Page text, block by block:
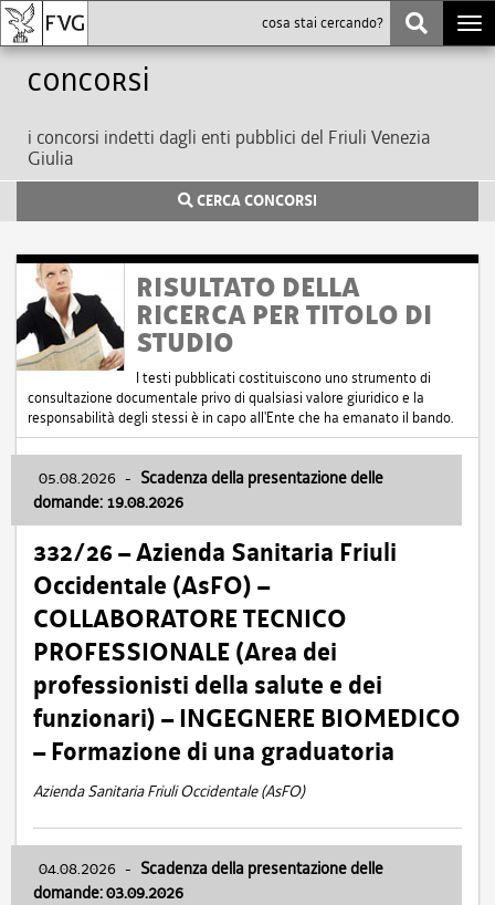
Concorsi
i concorsi indetti dagli enti pubblici del Friuli Venezia
Giulia
CERCA CONCORSI
RISULTATO DELLA
RICERCA PER TITOLO DI
STUDIO
I testi pubblicati costituiscono uno strumento di
consultazione documentale privo di qualsiasi valore giuridico e la
responsabilità degli stessi è in capo all'Ente che ha emanato il bando.
05.08.2026 - Scadenza della presentazione delle
domande: 19.08.2026
332/26 – Azienda Sanitaria Friuli
Occidentale (AsFO) –
COLLABORATORE TECNICO
PROFESSIONALE (Area dei
professionisti della salute e dei
funzionari) – INGEGNERE BIOMEDICO
– Formazione di una graduatoria
Azienda Sanitaria Friuli Occidentale (AsFO)
04.08.2026 - Scadenza della presentazione delle
domande: 03.09.2026